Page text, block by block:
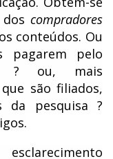
compradores
conteúdos. Ou
pagarem pelo
? ou, mais
são filiados,
da pesquisa ?